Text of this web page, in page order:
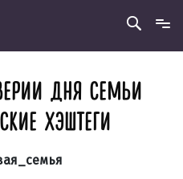
ДНЯ СЕМЬИ
ХЭШТЕГИ